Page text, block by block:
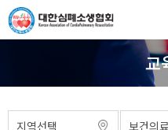
교